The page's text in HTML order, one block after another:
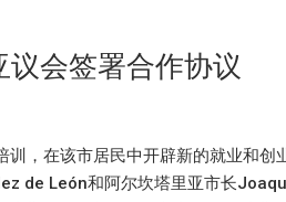
议会签署合作协议
训，在该市居民中开辟新的就业和
de León和阿尔坎塔里亚市长